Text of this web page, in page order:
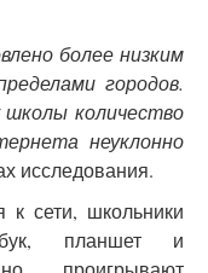
более низким
городов.
количество
неуклонно
исследования.
к сети, школьники
планшет и